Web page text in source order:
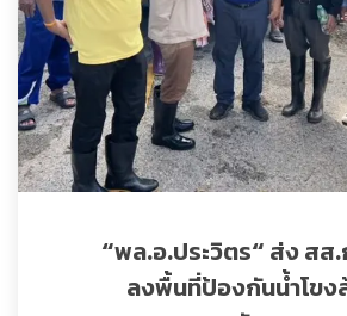
“พล.อ.ประวิตร“ ส่ง สส.
ลงพื้นที่ป้องกันน้ำโขง